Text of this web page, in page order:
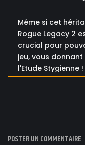
Même si cet
Rogue Legacy 2
crucial pour
jeu, vous
l'Etude Stygienne !
POSTER UN COMMENTAIRE